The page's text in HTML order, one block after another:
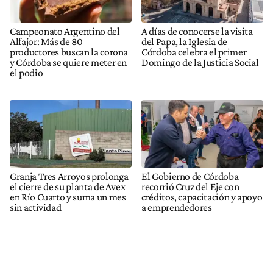
Campeonato Argentino del
Alfajor: Más de 80
productores buscan la corona
y Córdoba se quiere meter en
el podio
A días de conocerse la visita
del Papa, la Iglesia de
Córdoba celebra el primer
Domingo de la Justicia Social
Granja Tres Arroyos prolonga
el cierre de su planta de Avex
en Río Cuarto y suma un mes
sin actividad
El Gobierno de Córdoba
recorrió Cruz del Eje con
créditos, capacitación y apoyo
a emprendedores